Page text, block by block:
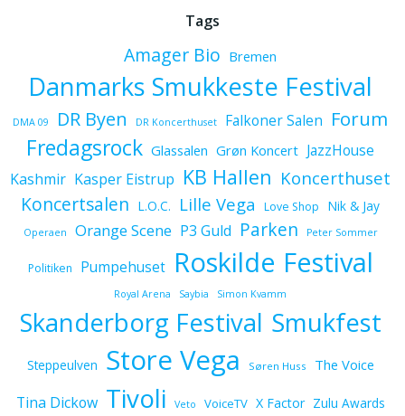
Tags
Amager Bio Bremen
Danmarks Smukkeste Festival
DMA 09 DR Byen DR Koncerthuset Falkoner Salen Forum
Fredagsrock Glassalen Grøn Koncert JazzHouse
Kashmir Kasper Eistrup KB Hallen Koncerthuset
Koncertsalen L.O.C. Lille Vega Love Shop Nik & Jay
Operaen Orange Scene P3 Guld Parken Peter Sommer
Politiken Pumpehuset Roskilde Festival
Royal Arena Saybia Simon Kvamm
Skanderborg Festival Smukfest
Steppeulven Store Vega Søren Huss The Voice
Tina Dickow Tivoli Veto VoiceTV X Factor Zulu Awards